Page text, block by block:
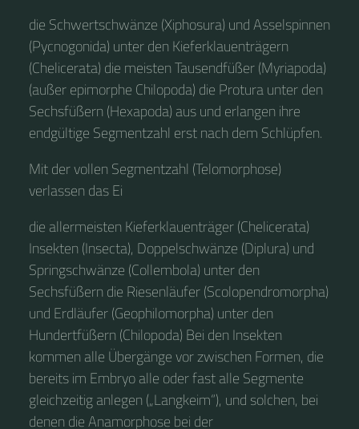
die Schwertschwänze (Xiphosura) und Asselspinnen
(Pycnogonida) unter den Kieferklauenträgern
(Chelicerata) die meisten Tausendfüßer (Myriapoda)
(außer epimorphe Chilopoda) die Protura unter den
Sechsfüßern (Hexapoda) aus und erlangen ihre
endgültige Segmentzahl erst nach dem Schlüpfen.
Mit der vollen Segmentzahl (Telomorphose)
verlassen das Ei
die allermeisten Kieferklauenträger (Chelicerata)
Insekten (Insecta), Doppelschwänze (Diplura) und
Springschwänze (Collembola) unter den
Sechsfüßern die Riesenläufer (Scolopendromorpha)
und Erdläufer (Geophilomorpha) unter den
Hundertfüßern (Chilopoda) Bei den Insekten
kommen alle Übergänge vor zwischen Formen, die
bereits im Embryo alle oder fast alle Segmente
gleichzeitig anlegen („Langkeim“), und solchen, bei
denen die Anamorphose bei der